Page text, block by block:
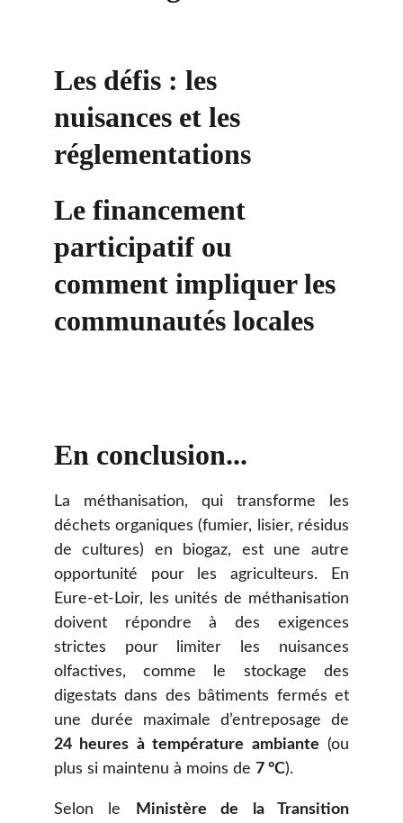
La méthanisation, qui transforme les
déchets organiques (fumier, lisier, résidus
de cultures) en biogaz, est une autre
opportunité pour les agriculteurs. En
Eure-et-Loir, les unités de méthanisation
doivent répondre à des exigences
strictes pour limiter les nuisances
olfactives, comme le stockage des
digestats dans des bâtiments fermés et
une durée maximale d’entreposage de
24 heures à température ambiante (ou
plus si maintenu à moins de 7 °C).
Selon le
Ministère de la Transition
Les défis : les
nuisances et les
réglementations
Le financement
participatif ou
comment impliquer les
communautés locales
En conclusion...